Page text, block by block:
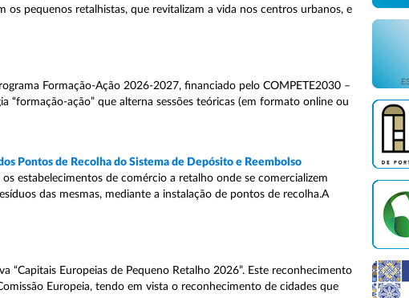
pequenos retalhistas, que revitalizam a vida nos centros urbanos, e
Formação-Ação 2026-2027, financiado pelo COMPETE2030 –
“formação-ação” que alterna sessões teóricas (em formato online ou
Pontos de Recolha do Sistema de Depósito e Reembolso
estabelecimentos de comércio a retalho onde se comercializem
das mesmas, mediante a instalação de pontos de recolha.A
“Capitais Europeias de Pequeno Retalho 2026”. Este reconhecimento
Europeia, tendo em vista o reconhecimento de cidades que